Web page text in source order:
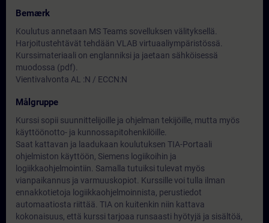
Bemærk
Koulutus annetaan MS Teams sovelluksen välityksellä.
Harjoitustehtävät tehdään VLAB virtuaaliympäristössä.
Kurssimateriaali on englanniksi ja jaetaan sähköisessä
muodossa (pdf).
Vientivalvonta AL :N / ECCN:N
Målgruppe
Kurssi sopii suunnittelijoille ja ohjelman tekijöille, mutta myös
käyttöönotto- ja kunnossapitohenkilöille.
Saat kattavan ja laadukaan koulutuksen TIA-Portaali
ohjelmiston käyttöön, Siemens logiikoihin ja
logiikkaohjelmointiin. Samalla tutuiksi tulevat myös
vianpaikannus ja varmuuskopiot. Kurssille voi tulla ilman
ennakkotietoja logiikkaohjelmoinnista, perustiedot
automaatiosta riittää. TIA on kuitenkin niin kattava
kokonaisuus, että kurssi tarjoaa runsaasti hyötyjä ja sisältöä,